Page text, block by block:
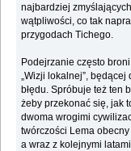
najbardziej
wątpliwości, co tak
przygodach Tichego.
Podejrzanie często
„Wizji lokalnej”,
błędu. Spróbuje też ten
żeby przekonać się, jak
dwoma wrogimi
twórczości Lema
a wraz z kolejnymi